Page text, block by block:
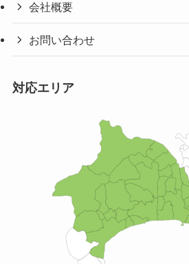
会社概要
お問い合わせ
対応エリア